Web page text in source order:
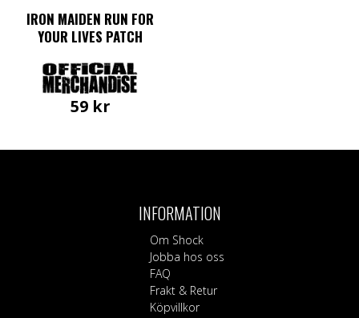
IRON MAIDEN RUN FOR
YOUR LIVES PATCH
59 kr
INFORMATION
Om Shock
Jobba hos oss
FAQ
Frakt & Retur
Köpvillkor